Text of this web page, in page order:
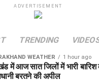
ADVERTISEMENT
TRENDING
WEATHER 1 hour ago
में आज सात जिलों में भारी बारिश
बरतने की अपील